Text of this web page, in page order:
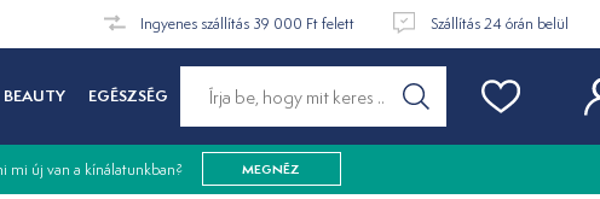
Ingyenes szállítás 39 000 Ft felett Szállítás 24 órán belül
BEAUTY EGÉSZSÉG
mi új van a kínálatunkban? MEGNÉZ